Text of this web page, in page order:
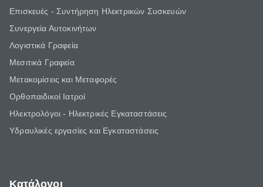
Επισκευές - Συντήρηση Ηλεκτρικών Συσκευών
Συνεργεία Αυτοκινήτων
Λογιστικά Γραφεία
Μεσιτικά Γραφεία
Μετακομίσεις και Μεταφορές
Ορθοπαιδικοί Ιατροί
Ηλεκτρολόγοι - Ηλεκτρικές Εγκαταστάσεις
Υδραυλικές εργασίες και Εγκαταστάσεις
Κατάλογοι